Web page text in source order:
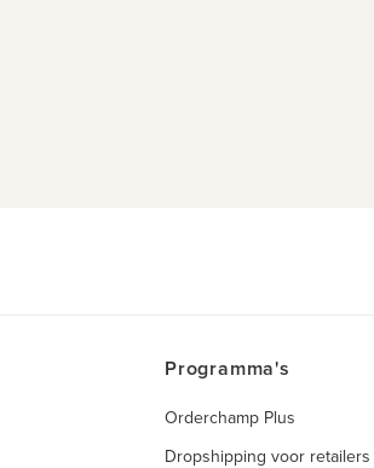
Programma's
Orderchamp Plus
Dropshipping voor retailers